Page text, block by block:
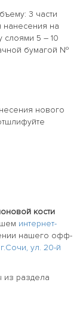
3 части
нанесения на
слоями 5 – 10
бумагой №
нового
кости
интернет-
нашего офф-
г.Сочи, ул. 20-й
из раздела